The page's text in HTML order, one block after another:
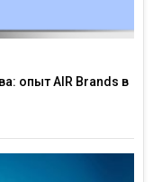
опыт AIR Brands в